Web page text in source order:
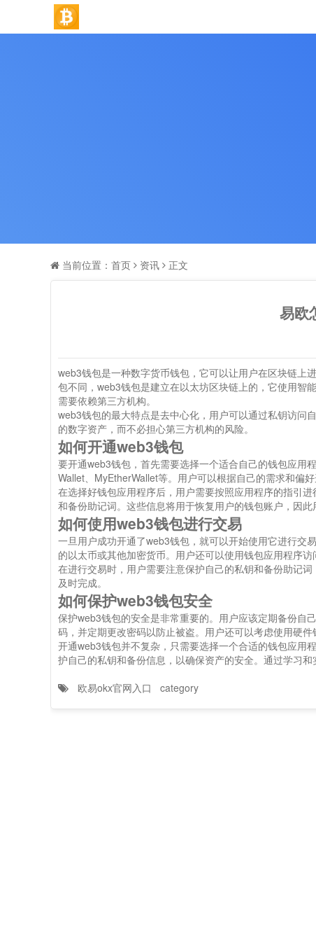
当前位置： 首页 资讯 正文
易欧
web3钱包是一种数字货币钱包，它可以让用户在区块链上
包不同，web3钱包是建立在以太坊区块链上的，它使用智
需要依赖第三方机构。
web3钱包的最大特点是去中心化，用户可以通过私钥访问
的数字资产，而不必担心第三方机构的风险。
如何开通web3钱包
要开通web3钱包，首先需要选择一个适合自己的钱包应用
Wallet、MyEtherWallet等。用户可以根据自己的需求和偏好
在选择好钱包应用程序后，用户需要按照应用程序的指引
和备份助记词。这些信息将用于恢复用户的钱包账户，因此
如何使用web3钱包进行交易
一旦用户成功开通了web3钱包，就可以开始使用它进行交
的以太币或其他加密货币。用户还可以使用钱包应用程序
在进行交易时，用户需要注意保护自己的私钥和备份助记
及时完成。
如何保护web3钱包安全
保护web3钱包的安全是非常重要的。用户应该定期备份自
码，并定期更改密码以防止被盗。用户还可以考虑使用硬件
开通web3钱包并不复杂，只需要选择一个合适的钱包应用
护自己的私钥和备份信息，以确保资产的安全。通过学习
欧易okx官网入口
category